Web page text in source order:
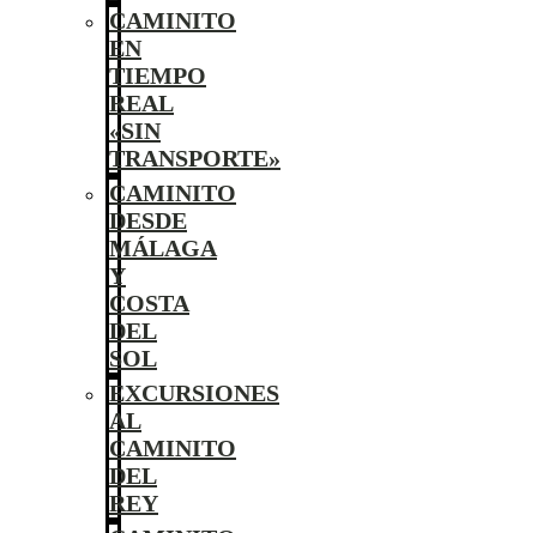
CAMINITO
EN
TIEMPO
REAL
«SIN
TRANSPORTE»
CAMINITO
DESDE
MÁLAGA
Y
COSTA
DEL
SOL
EXCURSIONES
AL
CAMINITO
DEL
REY